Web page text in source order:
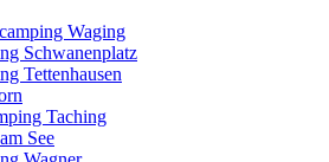
Waging
Schwanenplatz
Tettenhausen
Taching
See